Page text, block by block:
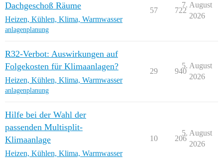
Dachgeschoß Räume
Heizen, Kühlen, Klima, Warmwasser
anlagenplanung
57 722
7. August
2026
R32-Verbot: Auswirkungen auf
Folgekosten für Klimaanlagen?
Heizen, Kühlen, Klima, Warmwasser
anlagenplanung
29 940
5. August
2026
Hilfe bei der Wahl der
passenden Multisplit-
Klimaanlage
Heizen, Kühlen, Klima, Warmwasser
10 206
5. August
2026